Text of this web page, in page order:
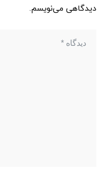
دیدگاهی می‌نویسم.